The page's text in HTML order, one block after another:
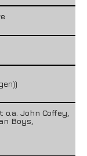
John Coffey,
Boys,